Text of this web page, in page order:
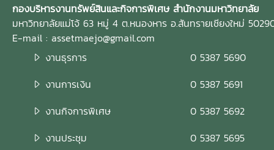
กองบริหารงานทรัพย์สินและกิจการพิเศษ สำนักงานมหาวิทยาลัย
มหาวิทยาลัยแม่โจ้ 63 หมู่ 4 ต.หนองหาร อ.สันทรายเชียงใหม่
E-mail : assetmaejo@gmail.com
งานธุรการ
0 5387 5690
งานการเงิน
0 5387 5691
งานกิจการพิเศษ
0 5387 5692
งานประชุม
0 5387 5695